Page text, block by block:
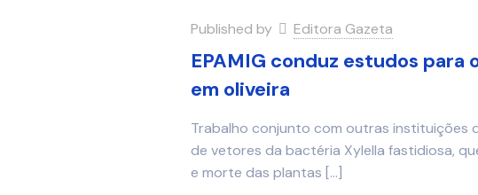
Published by Editora Gazeta
EPAMIG conduz estudos para
em oliveira
Trabalho conjunto com outras instituições
de vetores da bactéria Xylella fastidiosa,
e morte das plantas […]